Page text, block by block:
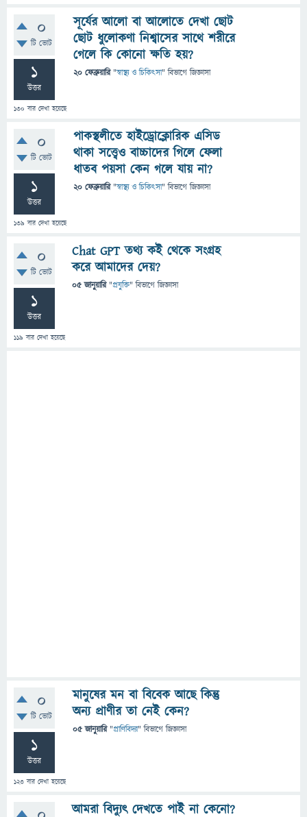
0
টি ভোট
1
উত্তর
130 বার দেখা হয়েছে
সূর্যের আলো বা আলোতে দেখা ছোট
ছোট ধুলোকণা নিশ্বাসের সাথে শরীরে
গেলে কি কোনো ক্ষতি হয়?
20 ফেব্রুয়ারি "স্বাস্থ্য ও চিকিৎসা" বিভাগে জিজ্ঞাসা
0
টি ভোট
1
উত্তর
139 বার দেখা হয়েছে
পাকস্থলীতে হাইড্রোক্লোরিক এসিড
থাকা সত্ত্বেও বাচ্চাদের গিলে ফেলা
ধাতব পয়সা কেন গলে যায় না?
20 ফেব্রুয়ারি "স্বাস্থ্য ও চিকিৎসা" বিভাগে জিজ্ঞাসা
0
টি ভোট
1
উত্তর
119 বার দেখা হয়েছে
Chat GPT তথ্য কই থেকে সংগ্রহ
করে আমাদের দেয়?
05 জানুয়ারি "প্রযুক্তি" বিভাগে জিজ্ঞাসা
0
টি ভোট
1
উত্তর
123 বার দেখা হয়েছে
মানুষের মন বা বিবেক আছে কিন্তু
অন্য প্রাণীর তা নেই কেন?
05 জানুয়ারি "প্রাণিবিদ্যা" বিভাগে জিজ্ঞাসা
আমরা বিদ্যুৎ দেখতে পাই না কেনো?